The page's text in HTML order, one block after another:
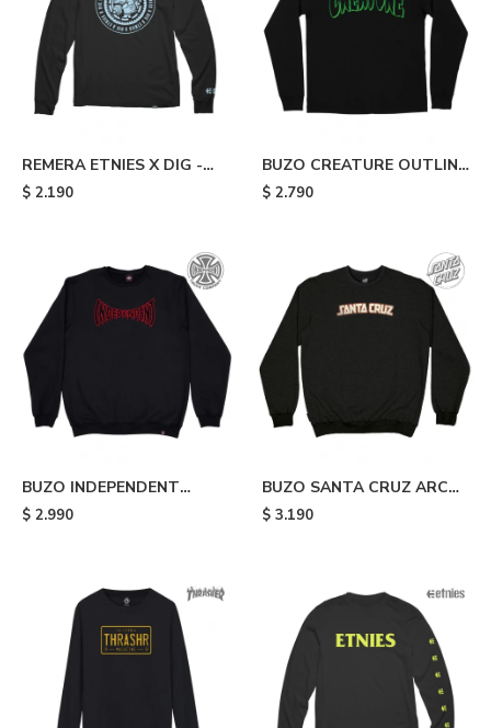
REMERA ETNIES X DIG -
Black
$ 2.190
BUZO CREATURE OUTLINE
CREW - Black
$ 2.790
BUZO INDEPENDENT
SPANNING FRONT CREW -
$ 2.990
BUZO SANTA CRUZ ARCH
STRIP FRONT CREW -
$ 3.190